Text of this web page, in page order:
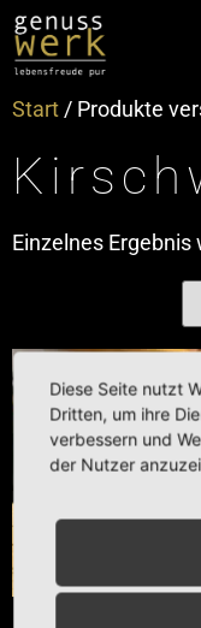
Start / Produkte
Einzelnes
Diese Seite nutzt
Dritten, um ihre
verbessern und
der Nutzer